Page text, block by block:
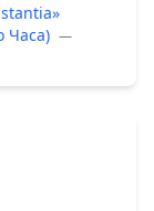
Часа) —